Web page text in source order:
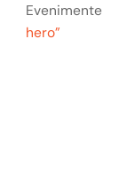
Evenimente
hero”